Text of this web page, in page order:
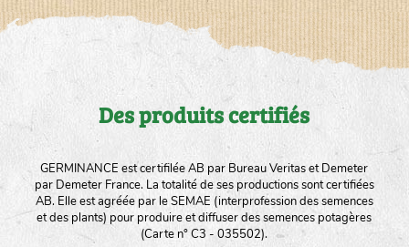
Des produits certifiés
GERMINANCE est certifilée AB par Bureau Veritas et Demeter
par Demeter France. La totalité de ses productions sont certifiées
AB. Elle est agréée par le SEMAE (interprofession des semences
et des plants) pour produire et diffuser des semences potagères
(Carte n° C3 - 035502).